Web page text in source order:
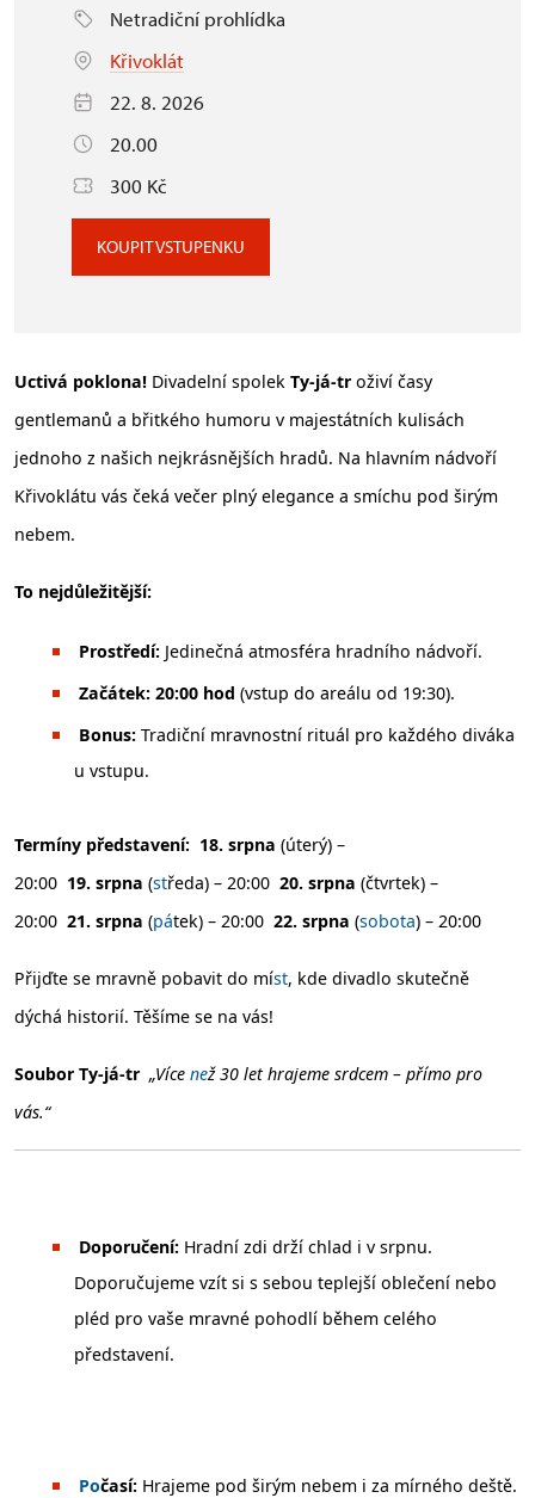
Netradiční prohlídka
Křivoklát
22. 8. 2026
20.00
300 Kč
KOUPIT VSTUPENKU
Uctivá poklona! Divadelní spolek Ty-já-tr oživí časy
gentlemanů a břitkého humoru v majestátních kulisách
jednoho z našich nejkrásnějších hradů. Na hlavním nádvoří
Křivoklátu vás čeká večer plný elegance a smíchu pod širým
nebem.
To nejdůležitější:
Prostředí: Jedinečná atmosféra hradního nádvoří.
Začátek: 20:00 hod (vstup do areálu od 19:30).
Bonus: Tradiční mravnostní rituál pro každého diváka
u vstupu.
Termíny představení: 18. srpna (úterý) –
20:00 19. srpna (středa) – 20:00 20. srpna (čtvrtek) –
20:00 21. srpna (pátek) – 20:00 22. srpna (sobota) – 20:00
Přijďte se mravně pobavit do míst, kde divadlo skutečně
dýchá historií. Těšíme se na vás!
Soubor Ty-já-tr „Více než 30 let hrajeme srdcem – přímo pro
vás.“
Doporučení: Hradní zdi drží chlad i v srpnu.
Doporučujeme vzít si s sebou teplejší oblečení nebo
pléd pro vaše mravné pohodlí během celého
představení.
Počasí: Hrajeme pod širým nebem i za mírného deště.